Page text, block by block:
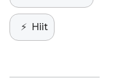
⚡️ Hiit